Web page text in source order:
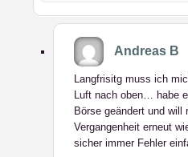
Andreas B
Langfrisitg muss ich
Luft nach oben… habe
Börse geändert und will
Vergangenheit erneut
sicher immer Fehler